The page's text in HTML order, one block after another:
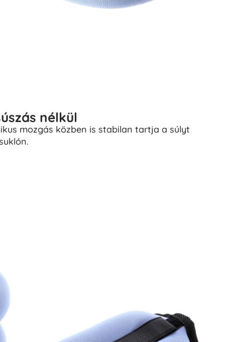
nélkül
mozgás közben is stabilan tartja a súlyt